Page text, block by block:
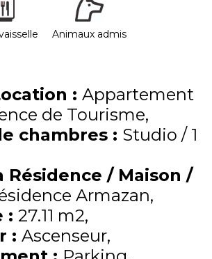
Animaux admis
: Appartement
de Tourisme
chambres : Studio / 1
Résidence / Maison /
Armazan
: 27.11 m2
: Ascenseur